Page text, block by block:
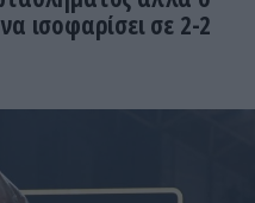
ισοφαρίσει σε 2-2